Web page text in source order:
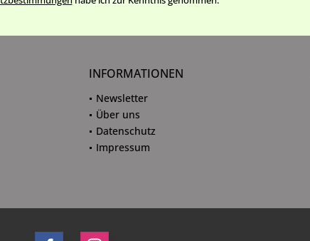
INFORMATIONEN
Newsletter
Über uns
Datenschutz
Impressum